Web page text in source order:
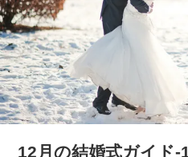
12月の結婚式ガイド-